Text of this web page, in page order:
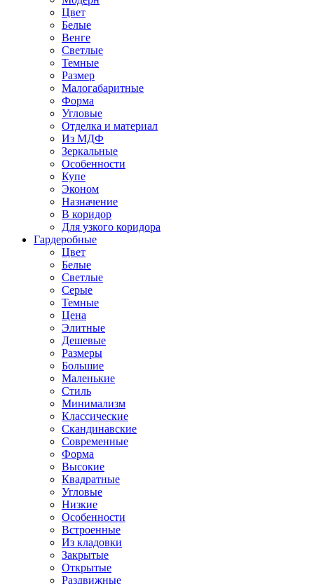
Цвет
Белые
Венге
Светлые
Темные
Размер
Малогабаритные
Форма
Угловые
Отделка и материал
Из МДФ
Зеркальные
Особенности
Купе
Эконом
Назначение
В коридор
Для узкого коридора
Гардеробные
Цвет
Белые
Светлые
Серые
Темные
Цена
Элитные
Дешевые
Размеры
Большие
Маленькие
Стиль
Минимализм
Классические
Скандинавские
Современные
Форма
Высокие
Квадратные
Угловые
Низкие
Особенности
Встроенные
Из кладовки
Закрытые
Открытые
Раздвижные